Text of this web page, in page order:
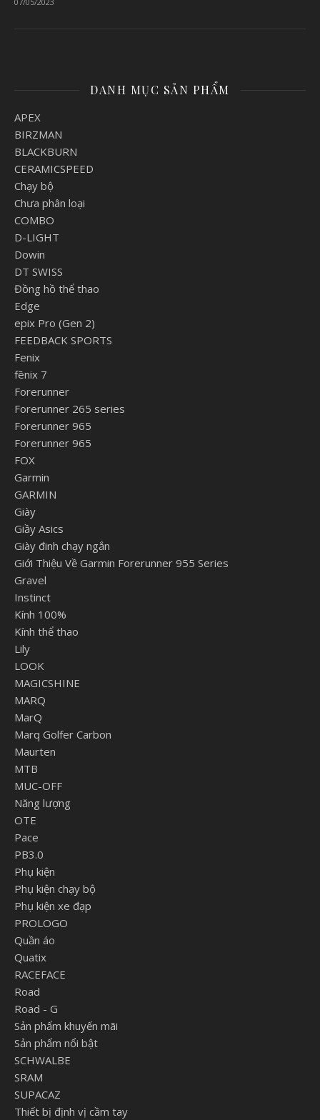
DANH MỤC SẢN PHẨM
APEX
BIRZMAN
BLACKBURN
CERAMICSPEED
Chạy bộ
Chưa phân loại
COMBO
D-LIGHT
Dowin
DT SWISS
Đồng hồ thể thao
Edge
epix Pro (Gen 2)
FEEDBACK SPORTS
Fenix
fēnix 7
Forerunner
Forerunner 265 series
Forerunner 965
Forerunner 965
FOX
Garmin
GARMIN
Giày
Giầy Asics
Giày đinh chạy ngắn
Giới Thiệu Về Garmin Forerunner 955 Series
Gravel
Instinct
Kính 100%
Kính thể thao
Lily
LOOK
MAGICSHINE
MARQ
MarQ
Marq Golfer Carbon
Maurten
MTB
MUC-OFF
Năng lượng
OTE
Pace
PB3.0
Phụ kiện
Phụ kiện chạy bộ
Phụ kiện xe đạp
PROLOGO
Quần áo
Quatix
RACEFACE
Road
Road - G
Sản phẩm khuyến mãi
Sản phẩm nổi bật
SCHWALBE
SRAM
SUPACAZ
Thiết bị định vị cầm tay